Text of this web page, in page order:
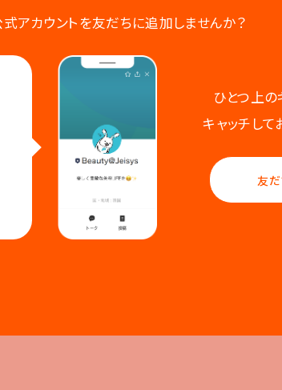
アカウントを友だちに追加しませんか？
ひとつ上
キャッチし
友